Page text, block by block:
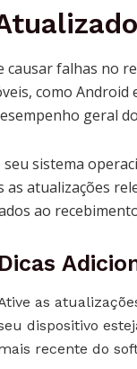
falhas no
como Android
geral
sistema
atualizações
ao
Dicas
as
dispositivo
recente do